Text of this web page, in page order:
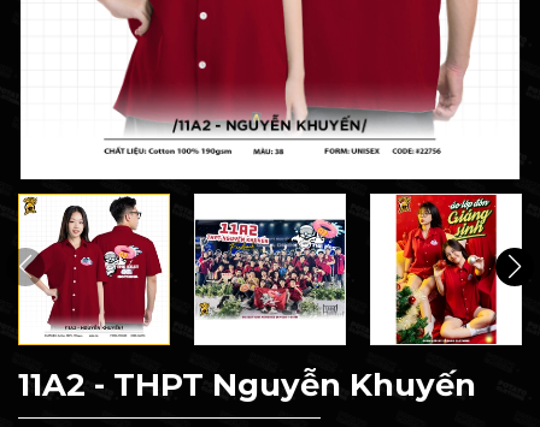
11A2 - THPT Nguyễn Khuyến